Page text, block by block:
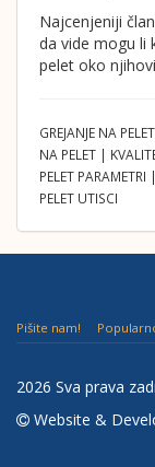
Najcenjeniji
da vide mogu li
pelet oko
GREJANJE NA
NA PELET |
PELET
PELET UTISCI
Pišite nam!
2026 Sva prava
Website &